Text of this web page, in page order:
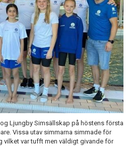
Ljungby Simsällskap på höstens första
Vissa utav simmarna simmade för
vilket var tufft men väldigt givande för